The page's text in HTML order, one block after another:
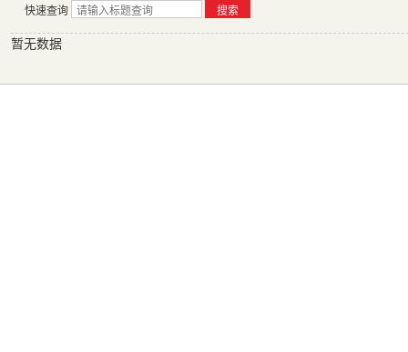
快速查询 搜索
暂无数据